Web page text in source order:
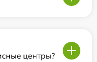
центры?